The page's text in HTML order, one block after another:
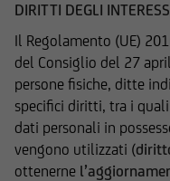
DIRITTI DEGLI
Il Regolamento (UE)
del Consiglio del 27
persone fisiche, ditte
specifici diritti, tra i
dati personali in
vengono utilizzati (
ottenerne
investimento o di
emessi o
Succursale di
Gruppo Bancario
riferimento a
conflitti di
d'offerta.